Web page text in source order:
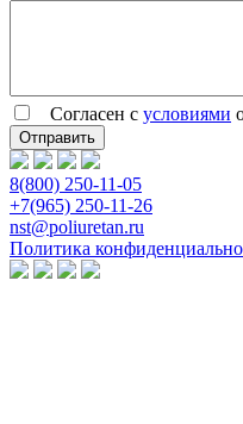
Согласен с условиями
8(800) 250-11-05
+7(965) 250-11-26
nst@poliuretan.ru
Политика